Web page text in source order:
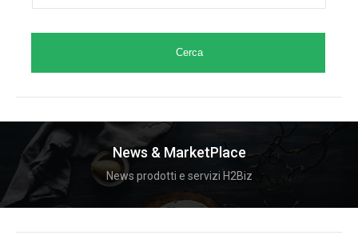
Cerca
News & MarketPlace
News prodotti e servizi H2Biz